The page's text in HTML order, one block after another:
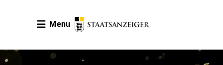
Menu